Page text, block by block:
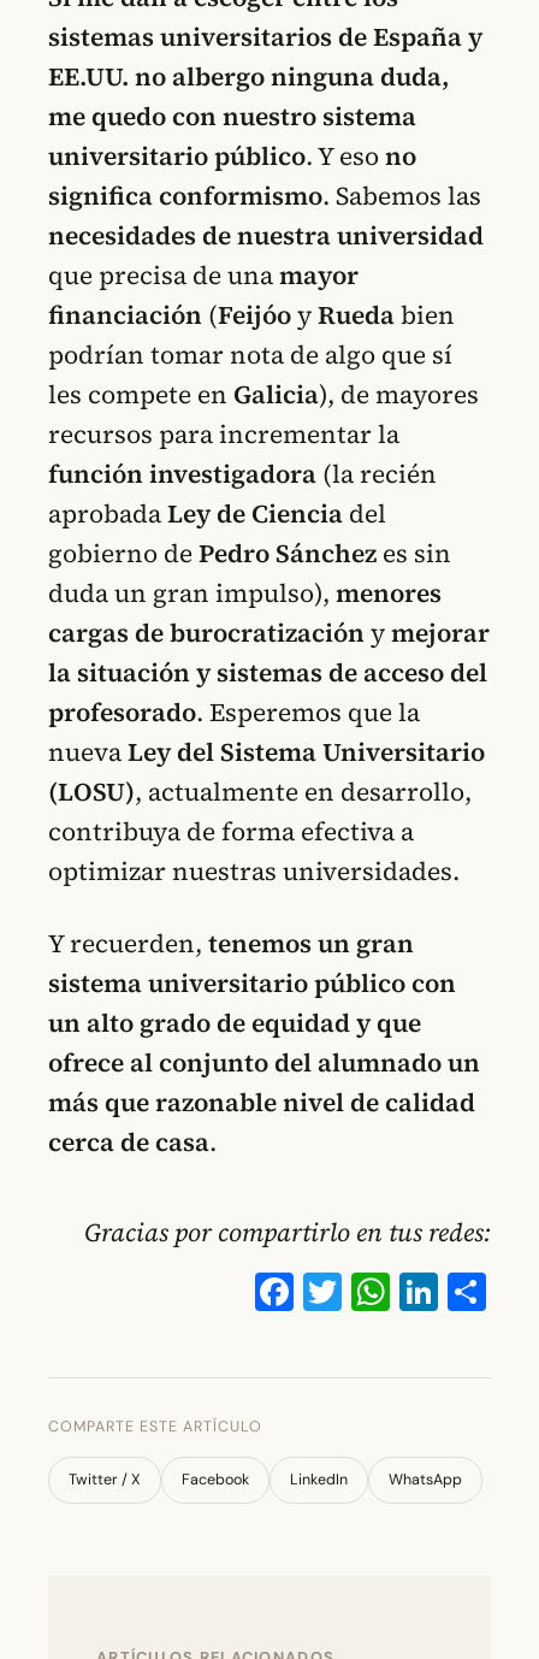
sistemas universitarios de España y
EE.UU. no albergo ninguna duda,
me quedo con nuestro sistema
universitario público. Y esono
significa conformismo. Sabemos las
necesidades de nuestra universidad
que precisa de unamayor
financiación (FeijóoyRuedabien
podrían tomar nota de algo que sí
les compete en Galicia), de mayores
recursos para incrementar la
función investigadora (la recién
aprobadaLey de Ciencia del
gobierno dePedro Sánchez es sin
duda un gran impulso), menores
cargas de burocratizaciónymejorar
la situación y sistemas de acceso del
profesorado. Esperemos que la
nuevaLey del Sistema Universitario
(LOSU), actualmente en desarrollo,
contribuya de forma efectiva a
optimizar nuestras universidades.
Y recuerden, tenemos un gran
sistema universitario público con
un alto grado de equidad y que
ofrece al conjunto del alumnado un
más que razonable nivel de calidad
cerca de casa.
Gracias por compartirlo en tus redes:
Facebook
Twitter
COMPARTE ESTE ARTÍCULO
Twitter / X Facebook LinkedIn WhatsApp